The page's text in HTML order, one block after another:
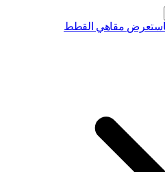
مقاهي القطط